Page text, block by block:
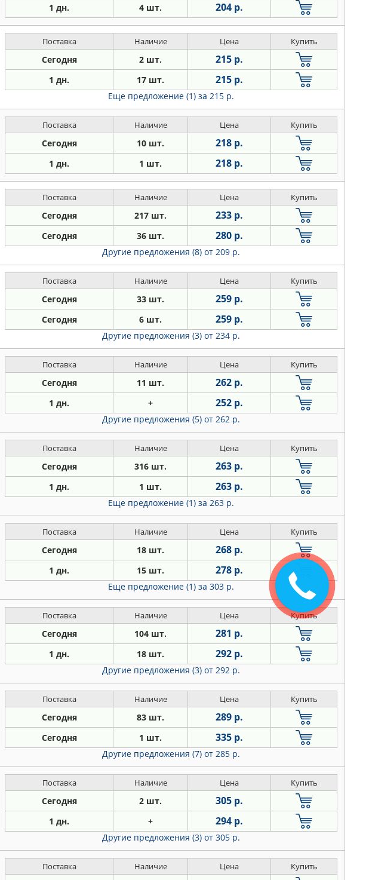
1 дн. 4 шт. 204 р.
Поставка Наличие Цена Купить
Сегодня 2 шт. 215 р.
1 дн. 17 шт. 215 р.
Еще предложение (1) за 215 р.
Поставка Наличие Цена Купить
Сегодня 10 шт. 218 р.
1 дн. 1 шт. 218 р.
Поставка Наличие Цена Купить
Сегодня 217 шт. 233 р.
Сегодня 36 шт. 280 р.
Другие предложения (8) от 209 р.
Поставка Наличие Цена Купить
Сегодня 33 шт. 259 р.
Сегодня 6 шт. 259 р.
Другие предложения (3) от 234 р.
Поставка Наличие Цена Купить
Сегодня 11 шт. 262 р.
1 дн. + 252 р.
Другие предложения (5) от 262 р.
Поставка Наличие Цена Купить
Сегодня 316 шт. 263 р.
1 дн. 1 шт. 263 р.
Еще предложение (1) за 263 р.
Поставка Наличие Цена Купить
Сегодня 18 шт. 268 р.
1 дн. 15 шт. 278 р.
Еще предложение (1) за 303 р.
Поставка Наличие Цена Купить
Сегодня 104 шт. 281 р.
1 дн. 18 шт. 292 р.
Другие предложения (3) от 292 р.
Поставка Наличие Цена Купить
Сегодня 83 шт. 289 р.
Сегодня 1 шт. 335 р.
Другие предложения (7) от 285 р.
Поставка Наличие Цена Купить
Сегодня 2 шт. 305 р.
1 дн. + 294 р.
Другие предложения (3) от 305 р.
Поставка Наличие Цена Купить